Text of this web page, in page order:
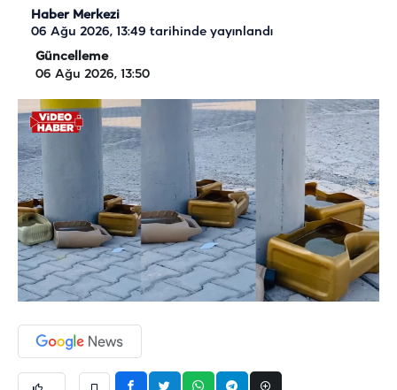
Haber Merkezi
06 Ağu 2026, 13:49 tarihinde yayınlandı
Güncelleme
06 Ağu 2026, 13:50